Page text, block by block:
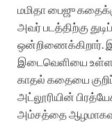
மமிதா பைஜு
அவர் படத்திற்கு
ஒன்றிணைக்கிறார்.
இடைவெளியை
காதல் கதையை
அட்லூரியின்
அம்சத்தை